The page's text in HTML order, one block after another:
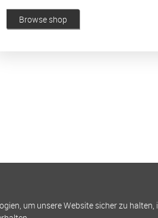
Browse shop
um unsere Website sicher zu